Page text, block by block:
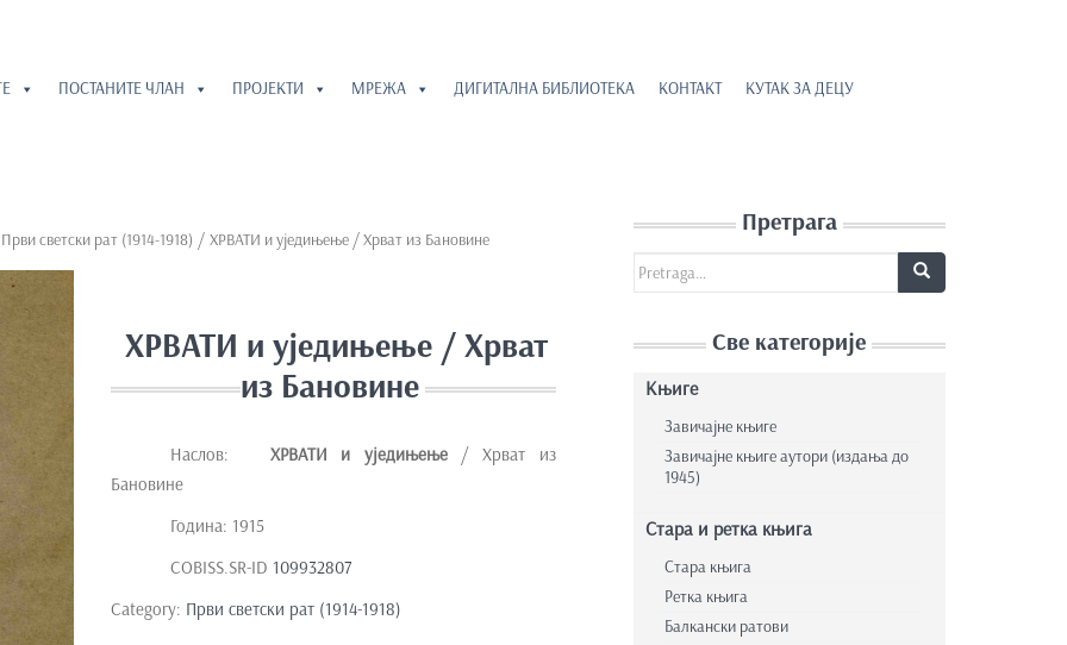
ПОСТАНИТЕ ЧЛАН ПРОЈЕКТИ МРЕЖА ДИГИТАЛНА БИБЛИОТЕКА КОНТАКТ КУТАК ЗА ДЕЦУ
Први светски рат (1914-1918) / ХРВАТИ и уједињење / Хрват из Бановине
ХРВАТИ и уједињење / Хрват
из Бановине
Наслов: ХРВАТИ и уједињење/ Хрват из
Бановине
Година: 1915
COBISS.SR-ID 109932807
Category: Први светски рат (1914-1918)
Претрага
Search for:
Све категорије
Књиге
Завичајне књиге
Завичајне књиге аутори (издања до
1945)
Стара и ретка књига
Стара књига
Ретка књига
Балкански ратови